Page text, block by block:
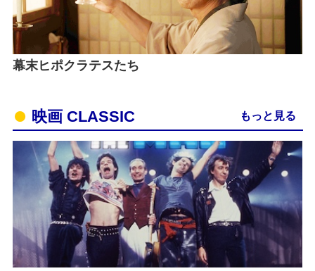
幕末ヒポクラテスたち
映画 CLASSIC もっと見る